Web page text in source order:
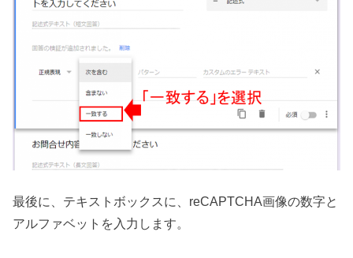
最後に、テキストボックスに、reCAPTCHA画像の数字と
アルファベットを入力します。